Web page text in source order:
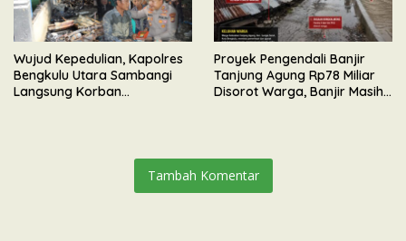
Wujud Kepedulian, Kapolres
Bengkulu Utara Sambangi
Langsung Korban
Proyek Pengendali Banjir
Tanjung Agung Rp78 Miliar
Disorot Warga, Banjir Masih
Tambah Komentar